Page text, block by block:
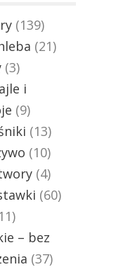
(139)
(21)
(3)
i
(9)
(13)
(10)
(4)
(60)
– bez
(37)